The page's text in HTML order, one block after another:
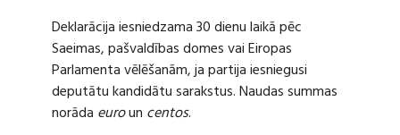
Deklarācija iesniedzama 30 dienu laikā pēc
Saeimas, pašvaldības domes vai Eiropas
Parlamenta vēlēšanām, ja partija iesniegusi
deputātu kandidātu sarakstus. Naudas summas
norāda euroun centos.